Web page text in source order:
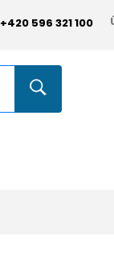
+420 596 321 100